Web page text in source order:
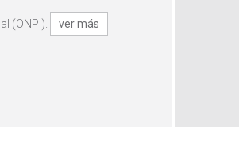
(ONPI). ver más